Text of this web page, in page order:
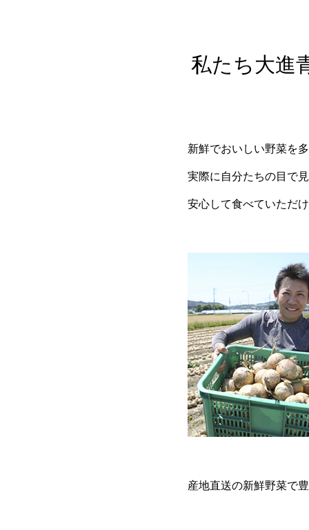
私たち大進
新鮮でおいしい野菜を
実際に自分たちの目で
安心して食べていただ
産地直送の新鮮野菜で